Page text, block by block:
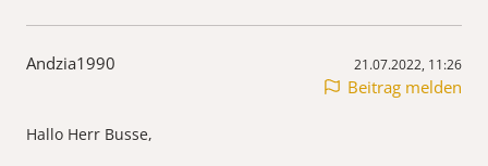
Andzia1990 21.07.2022, 11:26
Beitrag melden
Hallo Herr Busse,